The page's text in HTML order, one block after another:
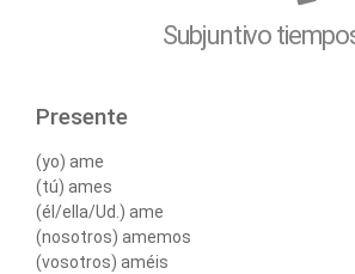
Subjuntivo
Presente
(yo) ame
(tú) ames
(él/ella/Ud.) ame
(nosotros) amemos
(vosotros) améis